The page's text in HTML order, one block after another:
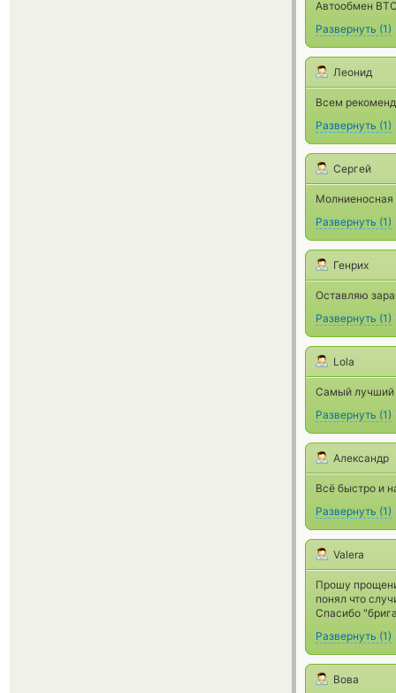
Автообмен
Развернуть (1)
Леонид
Всем
Развернуть (1)
Сергей
Молниеносная
Развернуть (1)
Генрих
Оставляю
Развернуть (1)
Lola
Самый лучший
Развернуть (1)
Александр
Всё быстро и
Развернуть (1)
Valera
Прошу
понял что
Спасибо
Развернуть (1)
Вова